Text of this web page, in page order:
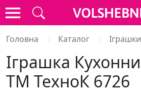
Головна Каталог
Іграшка
ТМ ТехноК 6726